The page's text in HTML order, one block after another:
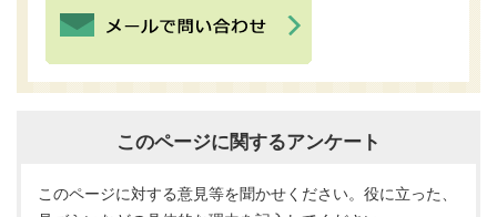
このページに関するアンケート
このページに対する意見等を聞かせください。役に立った、